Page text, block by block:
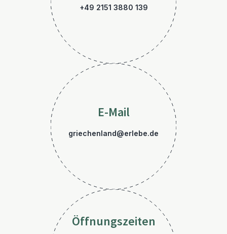
+49 2151 3880 139
E-Mail
griechenland@erlebe.de
Öffnungszeiten